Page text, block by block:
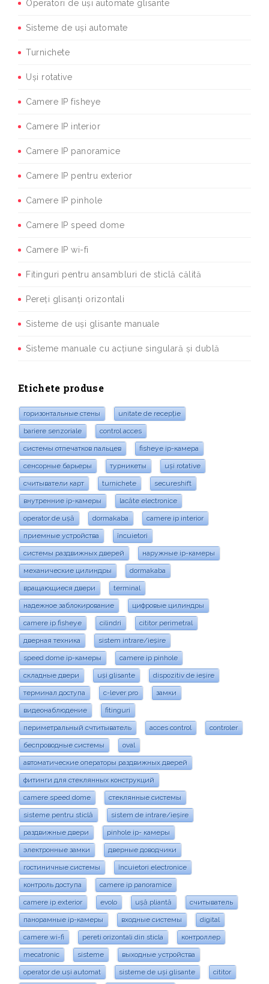
Operatori de uși automate glisante
Sisteme de uși automate
Turnichete
Uși rotative
Camere IP fisheye
Camere IP interior
Camere IP panoramice
Camere IP pentru exterior
Camere IP pinhole
Camere IP speed dome
Camere IP wi-fi
Fitinguri pentru ansambluri de sticlă călită
Pereți glisanți orizontali
Sisteme de uși glisante manuale
Sisteme manuale cu acțiune singulară și dublă
Etichete produse
горизонтальные стены unitate de recepție
bariere senzoriale control acces
системы отпечатков пальцев fisheye ip-камера
сенсорные барьеры турникеты uși rotative
считыватели карт turnichete secureshift
внутренние ip-камеры lacăte electronice
operator de ușă dormakaba camere ip interior
приемные устройства încuietori
системы раздвижных дверей наружные ip-камеры
механические цилиндры dormakaba
вращающиеся двери terminal
надежное заблокирование цифровые цилиндры
camere ip fisheye cilindri cititor perimetral
дверная техника sistem intrare/ieșire
speed dome ip-камеры camere ip pinhole
складные двери uși glisante dispozitiv de ieșire
терминал доступа c-lever pro замки
видеонаблюдение fitinguri
периметральный счтитыватель acces control controler
беспроводные системы oval
автоматические операторы раздвижных дверей
фитинги для стеклянных конструкций
camere speed dome стеклянные системы
sisteme pentru sticlă sistem de intrare/ieșire
раздвижные двери pinhole ip- камеры
электронные замки дверные доводчики
гостиничные системы încuietori electronice
контроль доступа camere ip panoramice
camere ip exterior evolo ușă pliantă считыватель
панорамные ip-камеры входные системы digital
camere wi-fi pereti orizontali din sticla контроллер
mecatronic sisteme выходные устройства
operator de uși automat sisteme de uși glisante cititor